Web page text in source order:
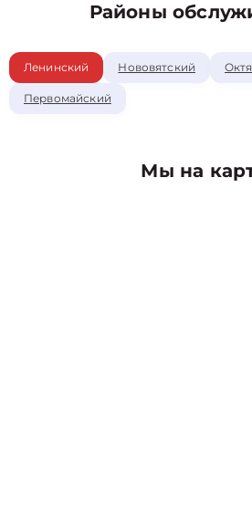
Районы
Ленинский Нововятский
Первомайский
Мы на